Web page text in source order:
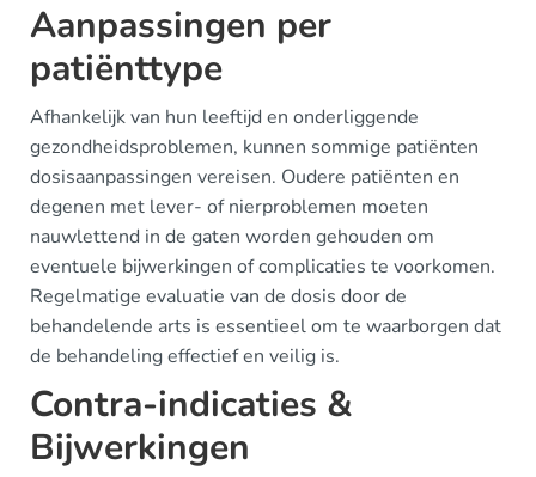
Aanpassingen per
patiënttype
Afhankelijk van hun leeftijd en onderliggende
gezondheidsproblemen, kunnen sommige patiënten
dosisaanpassingen vereisen. Oudere patiënten en
degenen met lever- of nierproblemen moeten
nauwlettend in de gaten worden gehouden om
eventuele bijwerkingen of complicaties te voorkomen.
Regelmatige evaluatie van de dosis door de
behandelende arts is essentieel om te waarborgen dat
de behandeling effectief en veilig is.
Contra-indicaties &
Bijwerkingen